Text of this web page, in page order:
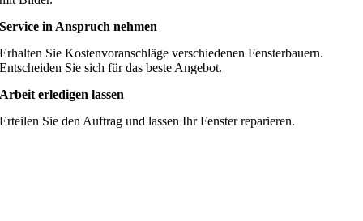
Service in Anspruch nehmen
Erhalten Sie Kostenvoranschläge verschiedenen Fensterbauern.
Entscheiden Sie sich für das beste Angebot.
Arbeit erledigen lassen
Erteilen Sie den Auftrag und lassen Ihr Fenster reparieren.